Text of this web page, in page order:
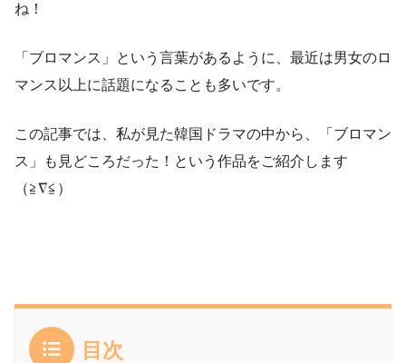
ね！
「ブロマンス」という言葉があるように、最近は男女のロ
マンス以上に話題になることも多いです。
この記事では、私が見た韓国ドラマの中から、「ブロマン
ス」も見どころだった！という作品をご紹介します
（≧∇≦）
目次